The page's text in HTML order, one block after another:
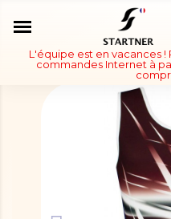
L'équipe est en vacances
commandes Internet à